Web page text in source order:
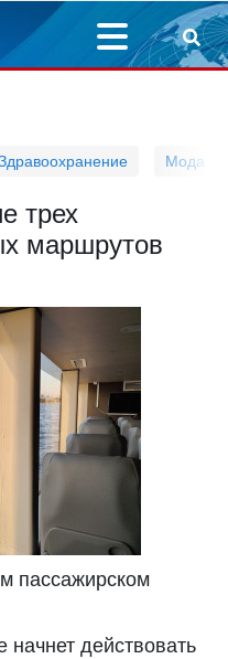
Мода
трех
маршрутов
пассажирском
действовать